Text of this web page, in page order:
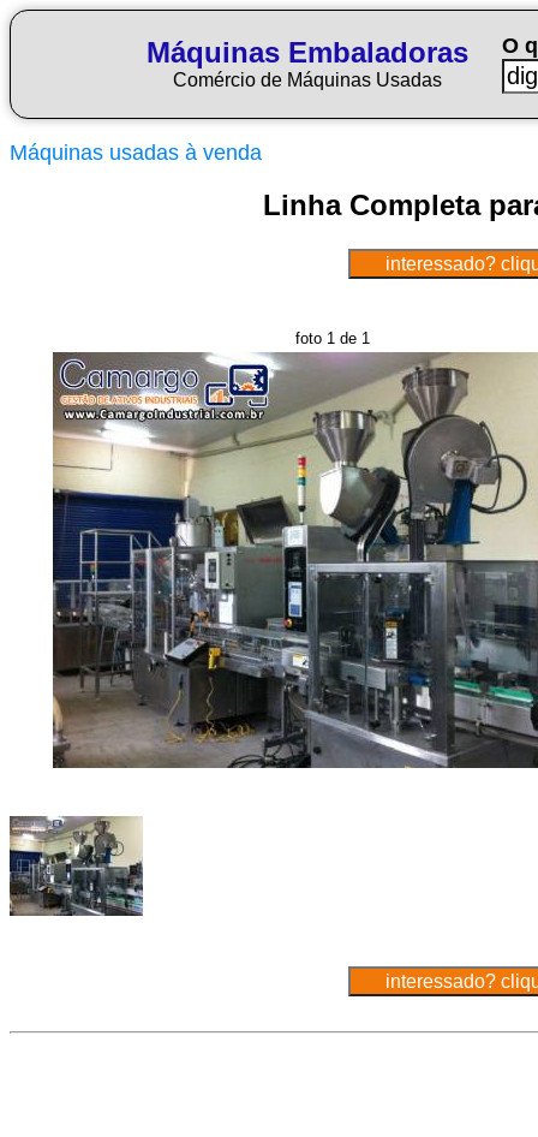
Máquinas Embaladoras
Comércio de Máquinas Usadas
O
Máquinas usadas à venda
Linha Completa
foto 1 de 1